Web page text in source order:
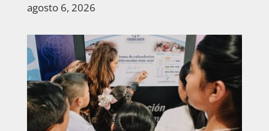
agosto 6, 2026